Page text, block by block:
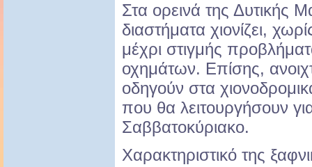
Στα ορεινά της Δυτικής
διαστήματα χιονίζει,
μέχρι στιγμής
οχημάτων. Επίσης,
οδηγούν στα
που θα λειτουργήσουν
Σαββατοκύριακο.
Χαρακτηριστικό της